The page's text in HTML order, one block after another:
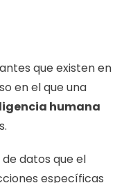
que existen en
en el que una
datos que el